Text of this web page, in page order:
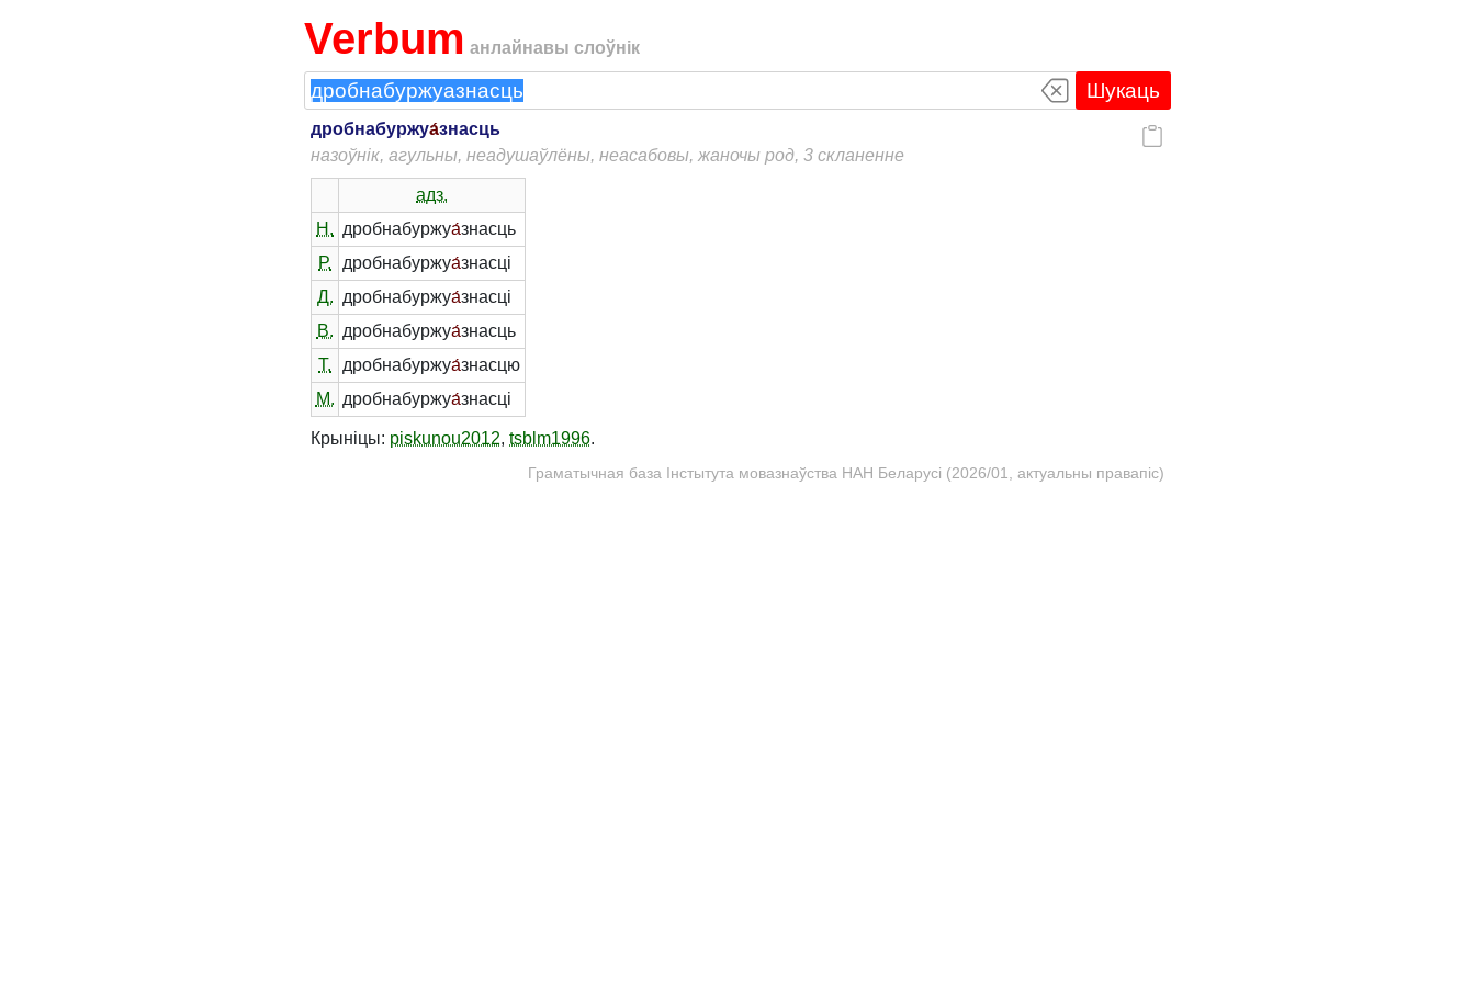
Verbum анлайнавы слоўнік
Шукаць
дробнабуржуа́знасць
назоўнік, агульны, неадушаўлёны, неасабовы, жаночы род, 3 скланенне
адз.
Н. дробнабуржуа́знасць
Р.
дробнабуржуа́знасці
Д. дробнабуржуа́знасці
В. дробнабуржуа́знасць
Т.
дробнабуржуа́знасцю
М. дробнабуржуа́знасці
Крыніцы: piskunou2012, tsblm1996.
Граматычная база Інстытута мовазнаўства НАН Беларусі (2026/01, актуальны правапіс)